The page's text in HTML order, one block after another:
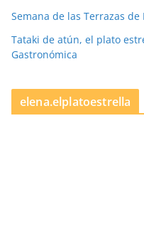
Semana de las Terrazas de
Tataki de atún, el plato
Gastronómica
elena.elplatoestrella